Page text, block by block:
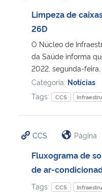
Gabinete de Segurança Institucional
Advocacia-Geral da União
Banco Central do Brasil
Limpeza de
26D
O Núcleo de
da Saúde informa
2022, segunda-feira,
Categoria: Notícias
Tags:
CCS
CCS Página
Fluxograma de
de ar-
Tags: CCS